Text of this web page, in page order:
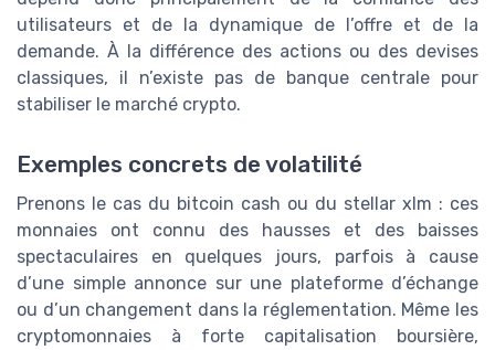
utilisateurs et de la dynamique de l’offre et de la
demande. À la différence des actions ou des devises
classiques, il n’existe pas de banque centrale pour
stabiliser le marché crypto.
Exemples concrets de volatilité
Prenons le cas du bitcoin cash ou du stellar xlm : ces
monnaies ont connu des hausses et des baisses
spectaculaires en quelques jours, parfois à cause
d’une simple annonce sur une plateforme d’échange
ou d’un changement dans la réglementation. Même les
cryptomonnaies à forte capitalisation boursière,